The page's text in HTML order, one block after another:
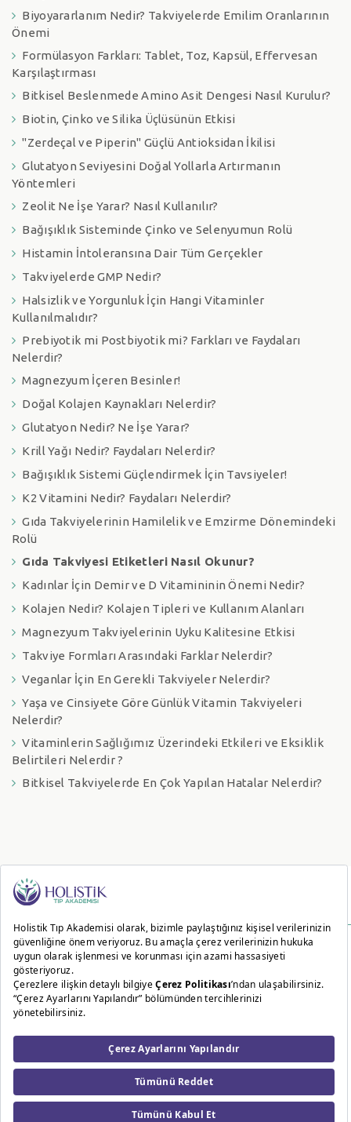
Biyoyararlanım Nedir? Takviyelerde Emilim Oranlarının
Önemi
Formülasyon Farkları: Tablet, Toz, Kapsül, Effervesan
Karşılaştırması
Bitkisel Beslenmede Amino Asit Dengesi Nasıl Kurulur?
Biotin, Çinko ve Silika Üçlüsünün Etkisi
"Zerdeçal ve Piperin" Güçlü Antioksidan İkilisi
Glutatyon Seviyesini Doğal Yollarla Artırmanın
Yöntemleri
Zeolit Ne İşe Yarar? Nasıl Kullanılır?
Bağışıklık Sisteminde Çinko ve Selenyumun Rolü
Histamin İntoleransına Dair Tüm Gerçekler
Takviyelerde GMP Nedir?
Halsizlik ve Yorgunluk İçin Hangi Vitaminler
Kullanılmalıdır?
Prebiyotik mi Postbiyotik mi? Farkları ve Faydaları
Nelerdir?
Magnezyum İçeren Besinler!
Doğal Kolajen Kaynakları Nelerdir?
Glutatyon Nedir? Ne İşe Yarar?
Krill Yağı Nedir? Faydaları Nelerdir?
Bağışıklık Sistemi Güçlendirmek İçin Tavsiyeler!
K2 Vitamini Nedir? Faydaları Nelerdir?
Gıda Takviyelerinin Hamilelik ve Emzirme Dönemindeki
Rolü
Gıda Takviyesi Etiketleri Nasıl Okunur?
Kadınlar İçin Demir ve D Vitamininin Önemi Nedir?
Kolajen Nedir? Kolajen Tipleri ve Kullanım Alanları
Magnezyum Takviyelerinin Uyku Kalitesine Etkisi
Takviye Formları Arasındaki Farklar Nelerdir?
Veganlar İçin En Gerekli Takviyeler Nelerdir?
Yaşa ve Cinsiyete Göre Günlük Vitamin Takviyeleri
Nelerdir?
Vitaminlerin Sağlığımız Üzerindeki Etkileri ve Eksiklik
Belirtileri Nelerdir ?
Bitkisel Takviyelerde En Çok Yapılan Hatalar Nelerdir?
2020 © Tüm hakları Holistik Tıp Akademisi tarafından saklıdır. İzin alınmaksızın hiçbir
içerik ve görsel kullanılamaz.